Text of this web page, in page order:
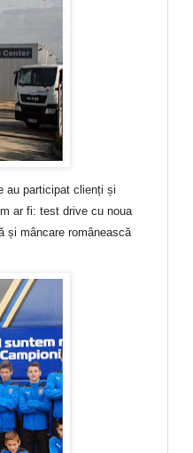
au participat clienți și
ar fi: test drive cu noua
și mâncare românească